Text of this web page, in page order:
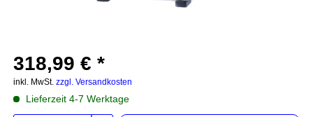
318,99 € *
inkl. MwSt. zzgl. Versandkosten
Lieferzeit 4-7 Werktage